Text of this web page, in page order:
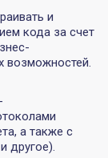
и
кода за счет
возможностей.
а также с
другое).